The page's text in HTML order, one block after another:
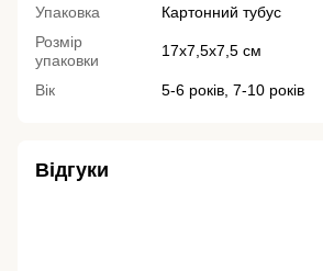
Упаковка
Картонний тубус
Розмір
упаковки
17х7,5х7,5 см
Вік 5-6 років, 7-10 років
Відгуки